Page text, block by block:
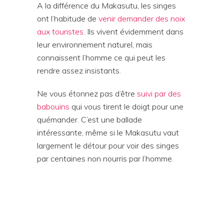
A la différence du Makasutu, les singes
ont l’habitude de venir demander des noix
aux touristes. Ils vivent évidemment dans
leur environnement naturel, mais
connaissent l’homme ce qui peut les
rendre assez insistants.
Ne vous étonnez pas d’être suivi par des
babouins qui vous tirent le doigt pour une
quémander. C’est une ballade
intéressante, même si le Makasutu vaut
largement le détour pour voir des singes
par centaines non nourris par l’homme.